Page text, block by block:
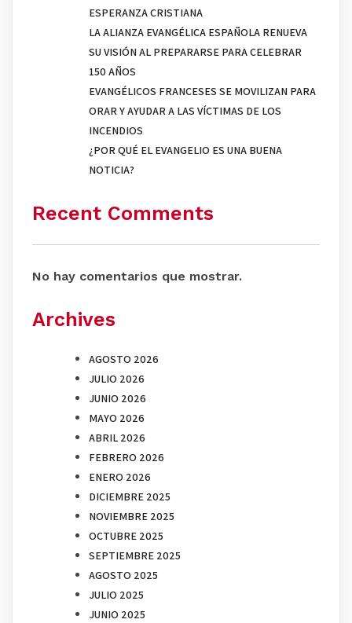
ESPERANZA CRISTIANA
LA ALIANZA EVANGÉLICA ESPAÑOLA RENUEVA
SU VISIÓN AL PREPARARSE PARA CELEBRAR
150 AÑOS
EVANGÉLICOS FRANCESES SE MOVILIZAN PARA
ORAR Y AYUDAR A LAS VÍCTIMAS DE LOS
INCENDIOS
¿POR QUÉ EL EVANGELIO ES UNA BUENA
NOTICIA?
Recent Comments
No hay comentarios que mostrar.
Archives
AGOSTO 2026
JULIO 2026
JUNIO 2026
MAYO 2026
ABRIL 2026
FEBRERO 2026
ENERO 2026
DICIEMBRE 2025
NOVIEMBRE 2025
OCTUBRE 2025
SEPTIEMBRE 2025
AGOSTO 2025
JULIO 2025
JUNIO 2025